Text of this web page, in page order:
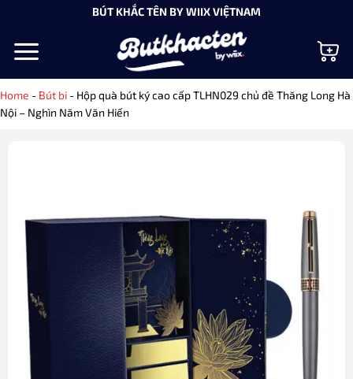
nội
BÚT KHẮC TÊN BY WIIX VIỆTNAM
Home - Bút bi - Hộp quà bút ký cao cấp TLHN029 chủ đề Thăng Long Hà
Nội – Nghìn Năm Văn Hiến